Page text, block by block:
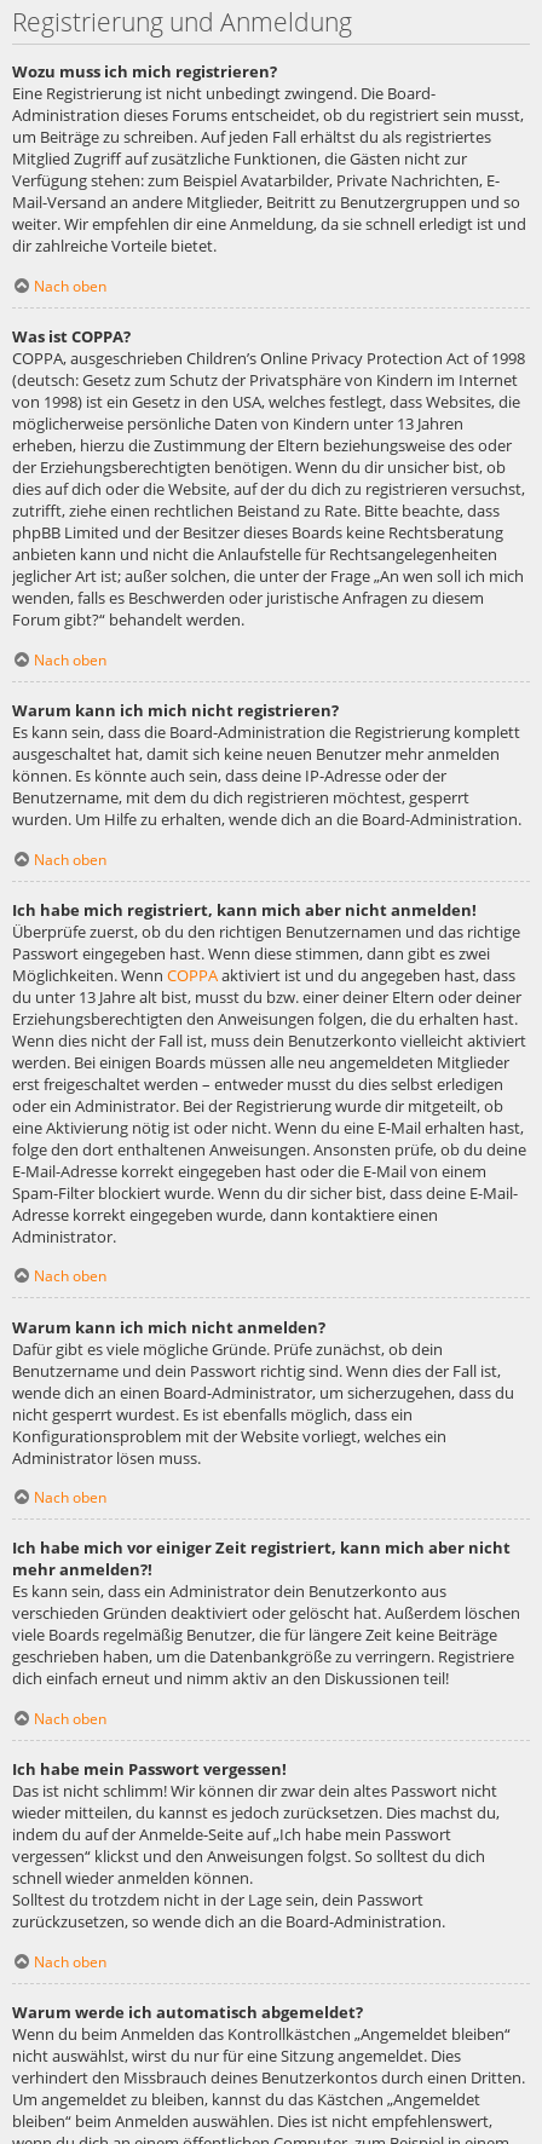
Registrierung und Anmeldung
Wozu muss ich mich registrieren?
Eine Registrierung ist nicht unbedingt zwingend. Die Board-
Administration dieses Forums entscheidet, ob du registriert sein musst,
um Beiträge zu schreiben. Auf jeden Fall erhältst du als registriertes
Mitglied Zugriff auf zusätzliche Funktionen, die Gästen nicht zur
Verfügung stehen: zum Beispiel Avatarbilder, Private Nachrichten, E-
Mail-Versand an andere Mitglieder, Beitritt zu Benutzergruppen und so
weiter. Wir empfehlen dir eine Anmeldung, da sie schnell erledigt ist und
dir zahlreiche Vorteile bietet.
Nach oben
Was ist COPPA?
COPPA, ausgeschrieben Children’s Online Privacy Protection Act of 1998
(deutsch: Gesetz zum Schutz der Privatsphäre von Kindern im Internet
von 1998) ist ein Gesetz in den USA, welches festlegt, dass Websites, die
möglicherweise persönliche Daten von Kindern unter 13 Jahren
erheben, hierzu die Zustimmung der Eltern beziehungsweise des oder
der Erziehungsberechtigten benötigen. Wenn du dir unsicher bist, ob
dies auf dich oder die Website, auf der du dich zu registrieren versuchst,
zutrifft, ziehe einen rechtlichen Beistand zu Rate. Bitte beachte, dass
phpBB Limited und der Besitzer dieses Boards keine Rechtsberatung
anbieten kann und nicht die Anlaufstelle für Rechtsangelegenheiten
jeglicher Art ist; außer solchen, die unter der Frage „An wen soll ich mich
wenden, falls es Beschwerden oder juristische Anfragen zu diesem
Forum gibt?“ behandelt werden.
Nach oben
Warum kann ich mich nicht registrieren?
Es kann sein, dass die Board-Administration die Registrierung komplett
ausgeschaltet hat, damit sich keine neuen Benutzer mehr anmelden
können. Es könnte auch sein, dass deine IP-Adresse oder der
Benutzername, mit dem du dich registrieren möchtest, gesperrt
wurden. Um Hilfe zu erhalten, wende dich an die Board-Administration.
Nach oben
Ich habe mich registriert, kann mich aber nicht anmelden!
Überprüfe zuerst, ob du den richtigen Benutzernamen und das richtige
Passwort eingegeben hast. Wenn diese stimmen, dann gibt es zwei
Möglichkeiten. Wenn COPPAaktiviert ist und du angegeben hast, dass
du unter 13 Jahre alt bist, musst du bzw. einer deiner Eltern oder deiner
Erziehungsberechtigten den Anweisungen folgen, die du erhalten hast.
Wenn dies nicht der Fall ist, muss dein Benutzerkonto vielleicht aktiviert
werden. Bei einigen Boards müssen alle neu angemeldeten Mitglieder
erst freigeschaltet werden – entweder musst du dies selbst erledigen
oder ein Administrator. Bei der Registrierung wurde dir mitgeteilt, ob
eine Aktivierung nötig ist oder nicht. Wenn du eine E-Mail erhalten hast,
folge den dort enthaltenen Anweisungen. Ansonsten prüfe, ob du deine
E-Mail-Adresse korrekt eingegeben hast oder die E-Mail von einem
Spam-Filter blockiert wurde. Wenn du dir sicher bist, dass deine E-Mail-
Adresse korrekt eingegeben wurde, dann kontaktiere einen
Administrator.
Nach oben
Warum kann ich mich nicht anmelden?
Dafür gibt es viele mögliche Gründe. Prüfe zunächst, ob dein
Benutzername und dein Passwort richtig sind. Wenn dies der Fall ist,
wende dich an einen Board-Administrator, um sicherzugehen, dass du
nicht gesperrt wurdest. Es ist ebenfalls möglich, dass ein
Konfigurationsproblem mit der Website vorliegt, welches ein
Administrator lösen muss.
Nach oben
Ich habe mich vor einiger Zeit registriert, kann mich aber nicht
mehr anmelden?!
Es kann sein, dass ein Administrator dein Benutzerkonto aus
verschieden Gründen deaktiviert oder gelöscht hat. Außerdem löschen
viele Boards regelmäßig Benutzer, die für längere Zeit keine Beiträge
geschrieben haben, um die Datenbankgröße zu verringern. Registriere
dich einfach erneut und nimm aktiv an den Diskussionen teil!
Nach oben
Ich habe mein Passwort vergessen!
Das ist nicht schlimm! Wir können dir zwar dein altes Passwort nicht
wieder mitteilen, du kannst es jedoch zurücksetzen. Dies machst du,
indem du auf der Anmelde-Seite auf „Ich habe mein Passwort
vergessen“ klickst und den Anweisungen folgst. So solltest du dich
schnell wieder anmelden können.
Solltest du trotzdem nicht in der Lage sein, dein Passwort
zurückzusetzen, so wende dich an die Board-Administration.
Nach oben
Warum werde ich automatisch abgemeldet?
Wenn du beim Anmelden das Kontrollkästchen „Angemeldet bleiben“
nicht auswählst, wirst du nur für eine Sitzung angemeldet. Dies
verhindert den Missbrauch deines Benutzerkontos durch einen Dritten.
Um angemeldet zu bleiben, kannst du das Kästchen „Angemeldet
bleiben“ beim Anmelden auswählen. Dies ist nicht empfehlenswert,